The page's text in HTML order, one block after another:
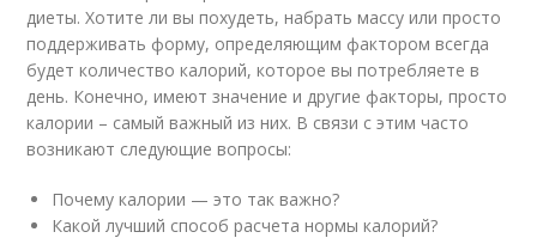
диеты. Хотите ли вы похудеть, набрать массу или просто
поддерживать форму, определяющим фактором всегда
будет количество калорий, которое вы потребляете в
день. Конечно, имеют значение и другие факторы, просто
калории – самый важный из них. В связи с этим часто
возникают следующие вопросы:
Почему калории — это так важно?
Какой лучший способ расчета нормы калорий?